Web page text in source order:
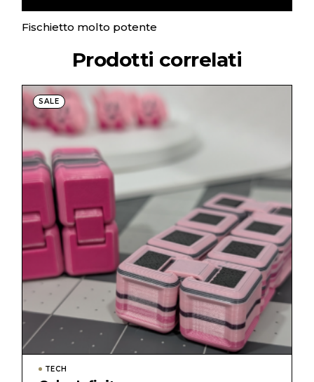
Fischietto molto potente
Prodotti correlati
SALE
TECH